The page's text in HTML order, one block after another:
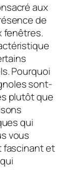
aux
de
fenêtres.
Pourquoi
sont-
plutôt que
qui
vous
fascinant et